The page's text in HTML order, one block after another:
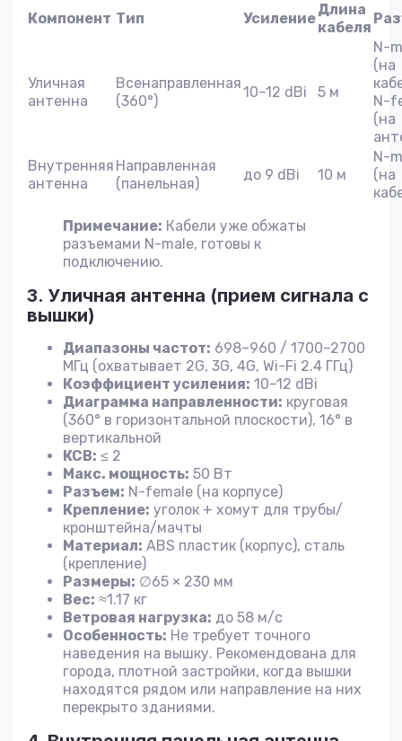
Компонент Тип Усиление
Длина
кабеля
Уличная
антенна
Всенаправленная
(360°)
10–12 dBi 5 м
N-
(на
N-
(на
Внутренняя
антенна
Направленная
(панельная)
до 9 dBi 10 м
N-
(на
Примечание: Кабели уже обжаты
разъемами N-male, готовы к
подключению.
3. Уличная антенна (прием сигнала с
вышки)
Диапазоны частот: 698–960 / 1700–2700
МГц (охватывает 2G, 3G, 4G, Wi-Fi 2.4 ГГц)
Коэффициент усиления: 10–12 dBi
Диаграмма направленности: круговая
(360° в горизонтальной плоскости), 16° в
вертикальной
КСВ: ≤ 2
Макс. мощность: 50 Вт
Разъем: N-female (на корпусе)
Крепление: уголок + хомут для трубы/
кронштейна/мачты
Материал: ABS пластик (корпус), сталь
(крепление)
Размеры: ∅65 × 230 мм
Вес: ≈1.17 кг
Ветровая нагрузка: до 58 м/с
Особенность: Не требует точного
наведения на вышку. Рекомендована для
города, плотной застройки, когда вышки
находятся рядом или направление на них
перекрыто зданиями.